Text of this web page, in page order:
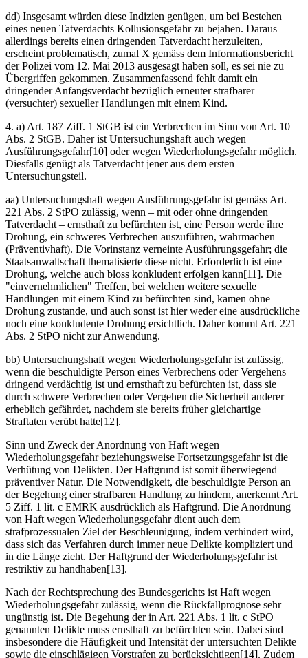
dd) Insgesamt würden diese Indizien genügen, um bei Bestehen
eines neuen Tatverdachts Kollusionsgefahr zu bejahen. Daraus
allerdings bereits einen dringenden Tatverdacht herzuleiten,
erscheint problematisch, zumal X gemäss dem Informationsbericht
der Polizei vom 12. Mai 2013 ausgesagt haben soll, es sei nie zu
Übergriffen gekommen. Zusammenfassend fehlt damit ein
dringender Anfangsverdacht bezüglich erneuter strafbarer
(versuchter) sexueller Handlungen mit einem Kind.
4. a) Art. 187 Ziff. 1 StGB ist ein Verbrechen im Sinn von Art. 10
Abs. 2 StGB. Daher ist Untersuchungshaft auch wegen
Ausführungsgefahr[10] oder wegen Wiederholungsgefahr möglich.
Diesfalls genügt als Tatverdacht jener aus dem ersten
Untersuchungsteil.
aa) Untersuchungshaft wegen Ausführungsgefahr ist gemäss Art.
221 Abs. 2 StPO zulässig, wenn – mit oder ohne dringenden
Tatverdacht – ernsthaft zu befürchten ist, eine Person werde ihre
Drohung, ein schweres Verbrechen auszuführen, wahrmachen
(Präventivhaft). Die Vorinstanz verneinte Ausführungsgefahr; die
Staatsanwaltschaft thematisierte diese nicht. Erforderlich ist eine
Drohung, welche auch bloss konkludent erfolgen kann[11]. Die
"einvernehmlichen" Treffen, bei welchen weitere sexuelle
Handlungen mit einem Kind zu befürchten sind, kamen ohne
Drohung zustande, und auch sonst ist hier weder eine ausdrückliche
noch eine konkludente Drohung ersichtlich. Daher kommt Art. 221
Abs. 2 StPO nicht zur Anwendung.
bb) Untersuchungshaft wegen Wiederholungsgefahr ist zulässig,
wenn die beschuldigte Person eines Verbrechens oder Vergehens
dringend verdächtig ist und ernsthaft zu befürchten ist, dass sie
durch schwere Verbrechen oder Vergehen die Sicherheit anderer
erheblich gefährdet, nachdem sie bereits früher gleichartige
Straftaten verübt hatte[12].
Sinn und Zweck der Anordnung von Haft wegen
Wiederholungsgefahr beziehungsweise Fortsetzungsgefahr ist die
Verhütung von Delikten. Der Haftgrund ist somit überwiegend
präventiver Natur. Die Notwendigkeit, die beschuldigte Person an
der Begehung einer strafbaren Handlung zu hindern, anerkennt Art.
5 Ziff. 1 lit. c EMRK ausdrücklich als Haftgrund. Die Anordnung
von Haft wegen Wiederholungsgefahr dient auch dem
strafprozessualen Ziel der Beschleunigung, indem verhindert wird,
dass sich das Verfahren durch immer neue Delikte kompliziert und
in die Länge zieht. Der Haftgrund der Wiederholungsgefahr ist
restriktiv zu handhaben[13].
Nach der Rechtsprechung des Bundesgerichts ist Haft wegen
Wiederholungsgefahr zulässig, wenn die Rückfallprognose sehr
ungünstig ist. Die Begehung der in Art. 221 Abs. 1 lit. c StPO
genannten Delikte muss ernsthaft zu befürchten sein. Dabei sind
insbesondere die Häufigkeit und Intensität der untersuchten Delikte
sowie die einschlägigen Vorstrafen zu berücksichtigen[14]. Zudem